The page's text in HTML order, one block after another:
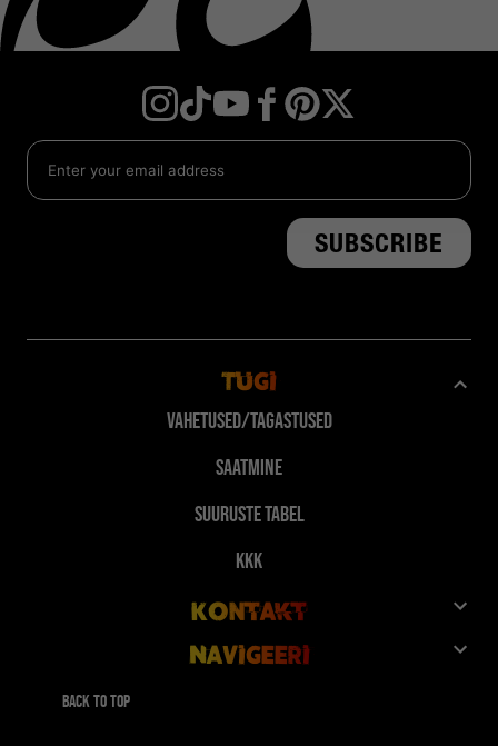
Instagram
TikTokYouTube
Facebook
Pinterest
Twitter
Tugi
Vahetused/Tagastused
Saatmine
Suuruste tabel
KKK
Kontakt
Klienditeenindus
Navigeeri
Back to top